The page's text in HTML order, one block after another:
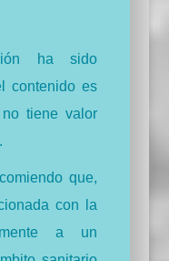
ha sido
contenido es
no tiene valor
que,
con la
a un